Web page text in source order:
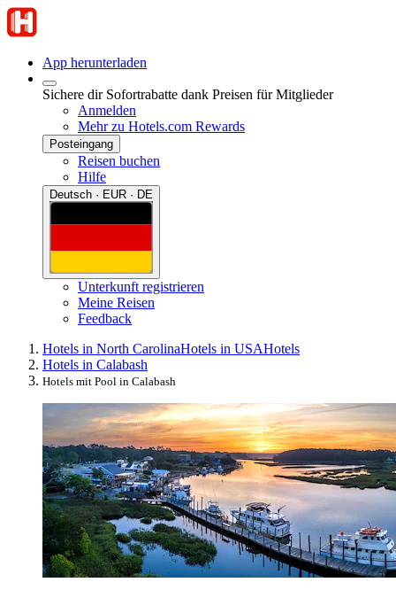
App herunterladen
Sichere dir Sofortrabatte dank Preisen für Mitglieder
Anmelden
Mehr zu Hotels.com Rewards
Posteingang
Reisen buchen
Hilfe
Deutsch · EUR · DE
Unterkunft registrieren
Meine Reisen
Feedback
Hotels in North CarolinaHotels in USAHotels
Hotels in Calabash
Hotels mit Pool in Calabash